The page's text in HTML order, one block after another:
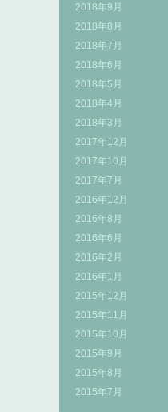
2018年9月
2018年8月
2018年7月
2018年6月
2018年5月
2018年4月
2018年3月
2017年12月
2017年10月
2017年7月
2016年12月
2016年8月
2016年6月
2016年2月
2016年1月
2015年12月
2015年11月
2015年10月
2015年9月
2015年8月
2015年7月